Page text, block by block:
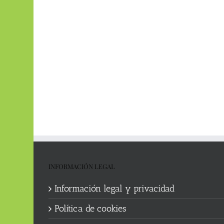
INFORMACIÓN LEGAL
Información legal y privacidad
Política de cookies